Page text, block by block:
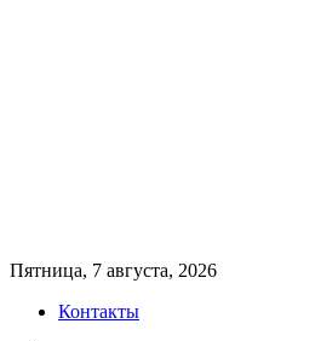
Пятница, 7 августа, 2026
Контакты